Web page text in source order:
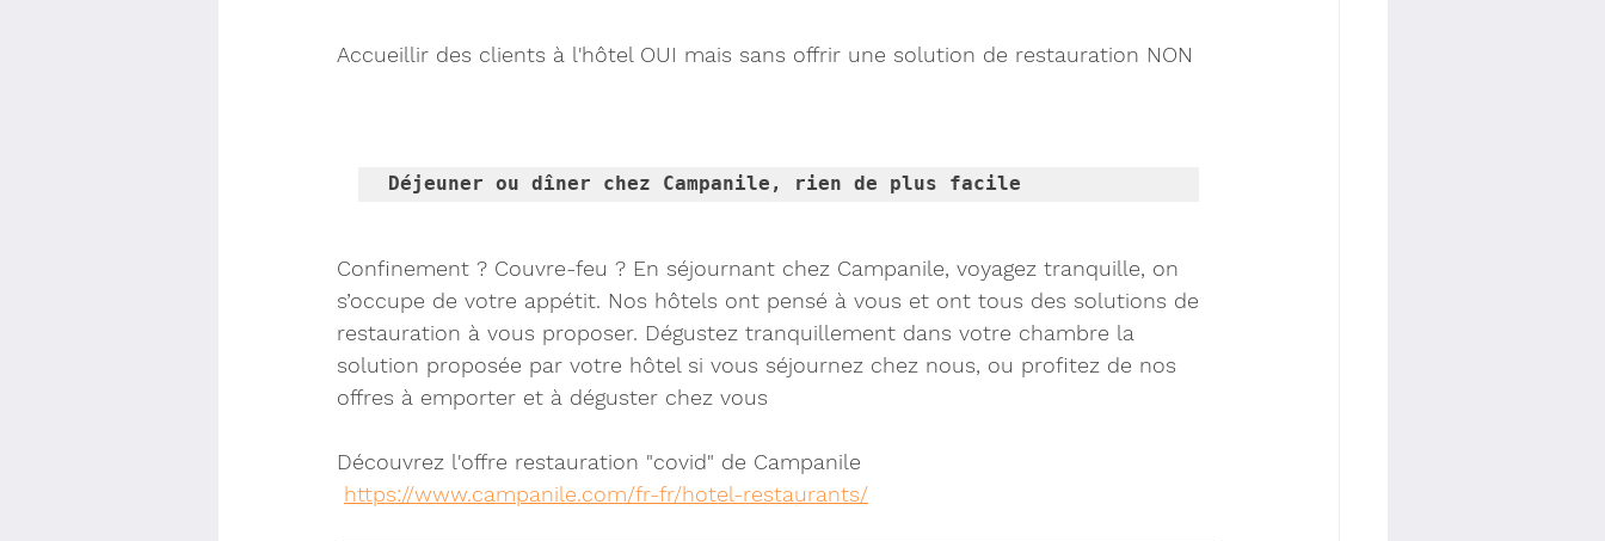
Accueillir des clients à l'hôtel OUI mais sans offrir une solution de restauration NON
Déjeuner ou dîner chez Campanile, rien de plus facile
Confinement ? Couvre-feu ? En séjournant chez Campanile, voyagez tranquille, on
s’occupe de votre appétit. Nos hôtels ont pensé à vous et ont tous des solutions de
restauration à vous proposer. Dégustez tranquillement dans votre chambre la
solution proposée par votre hôtel si vous séjournez chez nous, ou profitez de nos
offres à emporter et à déguster chez vous
Découvrez l'offre restauration "covid" de Campanile
https://www.campanile.com/fr-fr/hotel-restaurants/